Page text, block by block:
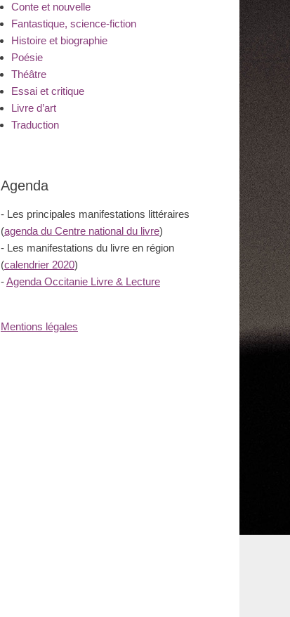
Conte et nouvelle
Fantastique, science-fiction
Histoire et biographie
Poésie
Théâtre
Essai et critique
Livre d’art
Traduction
Agenda
- Les principales manifestations littéraires
(agenda du Centre national du livre)
- Les manifestations du livre en région
(calendrier 2020)
-Agenda Occitanie Livre & Lecture
Mentions légales